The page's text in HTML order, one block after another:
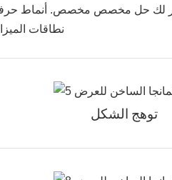
لك حل مخصص مخصص. أنماط حرفية
نطاقات
توهج الشكل